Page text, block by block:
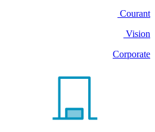
Courant
Vision
Corporate